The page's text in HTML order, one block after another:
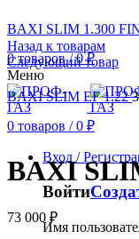
0товаров / 0₽
Меню
0 товаров / 0 ₽
Вход /
Войти
Имя
BAXI SLIM 1.300
Назад к товарам
Следующий товар
BAXI SLIM EF 1.22
BAXI
73 000 ₽